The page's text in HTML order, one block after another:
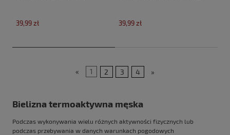
39,99 zł 39,99 zł
« 1 2 3 4 »
Bielizna termoaktywna męska
Podczas wykonywania wielu różnych aktywności fizycznych lub
podczas przebywania w danych warunkach pogodowych